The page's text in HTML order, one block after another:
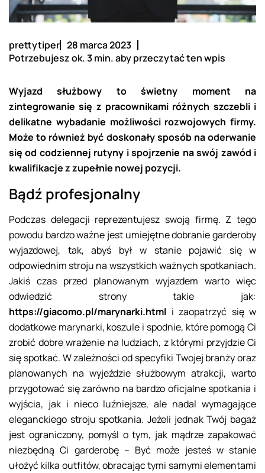
prettytiper 28 marca 2023
Potrzebujesz ok. 3 min. aby przeczytać ten wpis
Wyjazd służbowy to świetny moment na
zintegrowanie się z pracownikami różnych szczebli i
delikatne wybadanie możliwości rozwojowych firmy.
Może to również być doskonały sposób na oderwanie
się od codziennej rutyny i spojrzenie na swój zawód i
kwalifikacje z zupełnie nowej pozycji.
Bądź profesjonalny
Podczas delegacji reprezentujesz swoją firmę. Z tego
powodu bardzo ważne jest umiejętne dobranie garderoby
wyjazdowej, tak, abyś był w stanie pojawić się w
odpowiednim stroju na wszystkich ważnych spotkaniach.
Jakiś czas przed planowanym wyjazdem warto więc
odwiedzić strony takie jak:
https://giacomo.pl/marynarki.html i zaopatrzyć się w
dodatkowe marynarki, koszule i spodnie, które pomogą Ci
zrobić dobre wrażenie na ludziach, z którymi przyjdzie Ci
się spotkać. W zależności od specyfiki Twojej branży oraz
planowanych na wyjeździe służbowym atrakcji, warto
przygotować się zarówno na bardzo oficjalne spotkania i
wyjścia, jak i nieco luźniejsze, ale nadal wymagające
eleganckiego stroju spotkania. Jeżeli jednak Twój bagaż
jest ograniczony, pomyśl o tym, jak mądrze zapakować
niezbędną Ci garderobę – Być może jesteś w stanie
ułożyć kilka outfitów, obracając tymi samymi elementami